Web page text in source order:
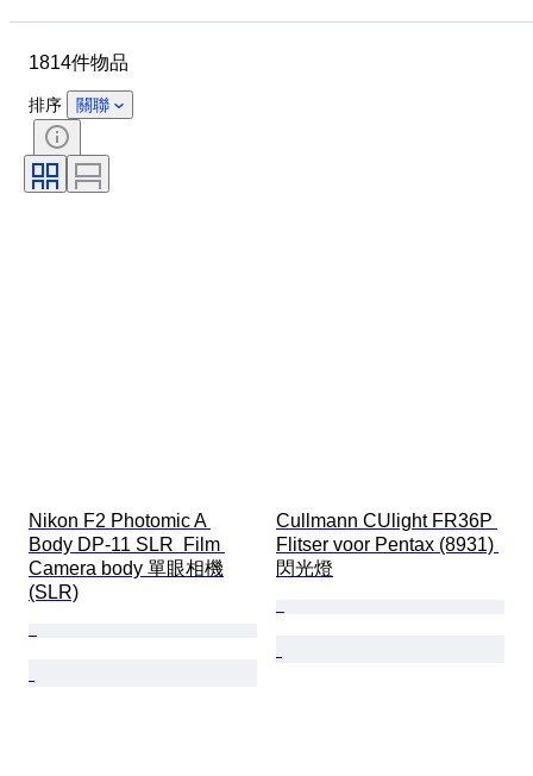
款式
語言
錄影機類型
攝像機類型
已測試及運作中
1814件物品
排序 關聯
Nikon F2 Photomic A
Body DP-11 SLR  Film
Camera body 單眼相機
(SLR)
Cullmann CUlight FR36P
Flitser voor Pentax (8931)
閃光燈